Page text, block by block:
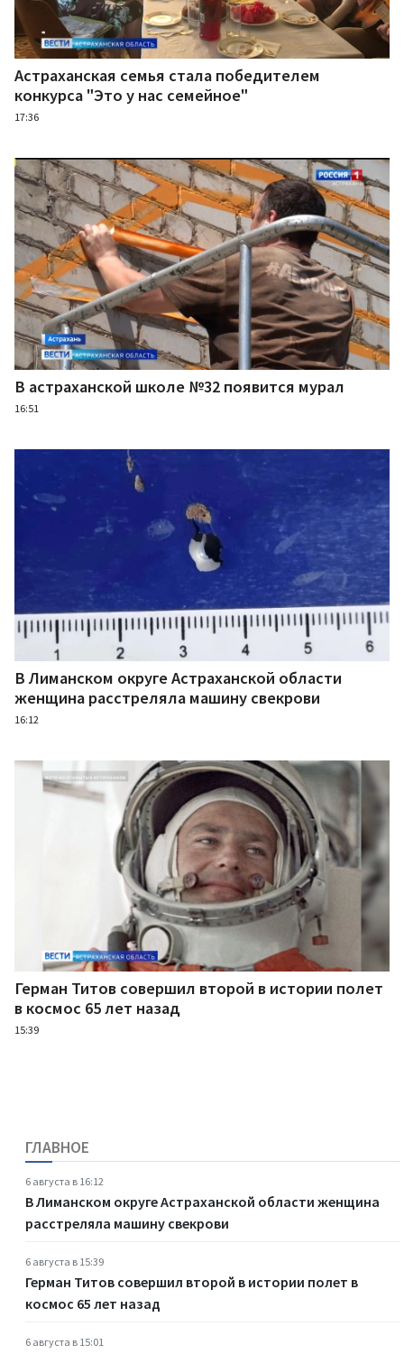
Астраханская семья стала победителем
конкурса "Это у нас семейное"
17:36
В астраханской школе №32 появится мурал
16:51
В Лиманском округе Астраханской области
женщина расстреляла машину свекрови
16:12
Герман Титов совершил второй в истории полет
в космос 65 лет назад
15:39
ГЛАВНОЕ
6 августа в 16:12
В Лиманском округе Астраханской области женщина
расстреляла машину свекрови
6 августа в 15:39
Герман Титов совершил второй в истории полет в
космос 65 лет назад
6 августа в 15:01